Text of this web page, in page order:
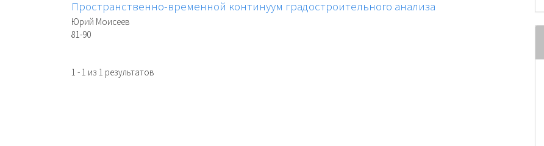
Пространственно-временной континуум градостроительного анализа
Юрий Моисеев
81-90
1 - 1 из 1 результатов